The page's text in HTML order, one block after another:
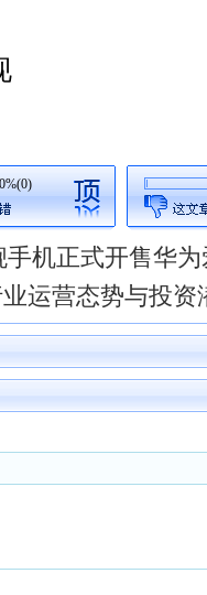
0%(0)
手机正式开售华
运营态势与投资